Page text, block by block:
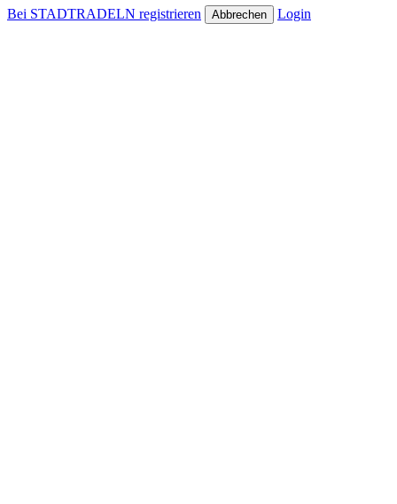
Bei STADTRADELN registrieren Abbrechen Login